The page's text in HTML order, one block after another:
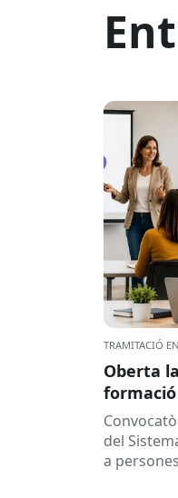
TRAMITACIÓ
Oberta
formació
del
a